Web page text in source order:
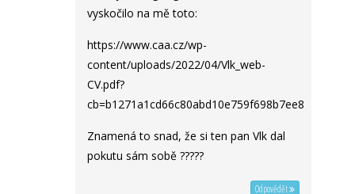
vyskočilo na mě toto:
https://www.caa.cz/wp-
content/uploads/2022/04/Vlk_web-
CV.pdf?
cb=b1271a1cd66c80abd10e759f698b7ee8
Znamená to snad, že si ten pan Vlk dal
pokutu sám sobě ?????
Odpovědět